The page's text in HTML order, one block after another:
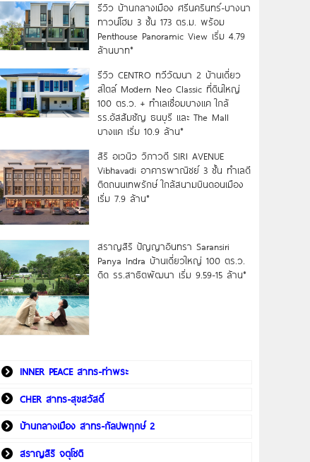
รีวิว บ้านกลางเมือง ศรีนครินทร์-บางนา
ทาวน์โฮม 3 ชั้น 173 ตร.ม. พร้อม
Penthouse Panoramic View เริ่ม 4.79
ล้านบาท*
รีวิว CENTRO ทวีวัฒนา 2 บ้านเดี่ยว
สไตล์ Modern Neo Classic ที่ดินใหญ่
100 ตร.ว. + ทำเลเชื่อมบางแค ใกล้
รร.อัสสัมชัญ ธนบุรี และ The Mall
บางแค เริ่ม 10.9 ล้าน*
สิริ อเวนิว วิภาวดี SIRI AVENUE
Vibhavadi อาคารพาณิชย์ 3 ชั้น ทำเลดี
ติดถนนเทพรักษ์ ใกล้สนามบินดอนเมือง
เริ่ม 7.9 ล้าน*
สราญสิริ ปัญญาอินทรา Saransiri
Panya Indra บ้านเดี่ยวใหญ่ 100 ตร.ว.
ดิด รร.สาธิตพัฒนา เริ่ม 9.59-15 ล้าน*
INNER PEACE สาทร-ท่าพระ
CHER สาทร-สุขสวัสดิ์
บ้านกลางเมือง สาทร-กัลปพฤกษ์ 2
สราญสิริ จตุโชติ